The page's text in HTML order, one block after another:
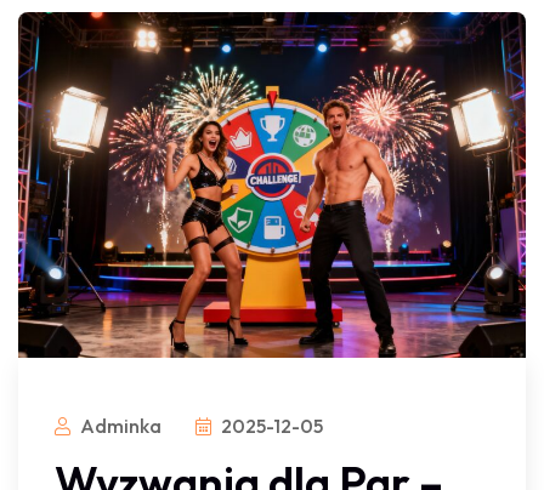
Adminka 2025-12-05